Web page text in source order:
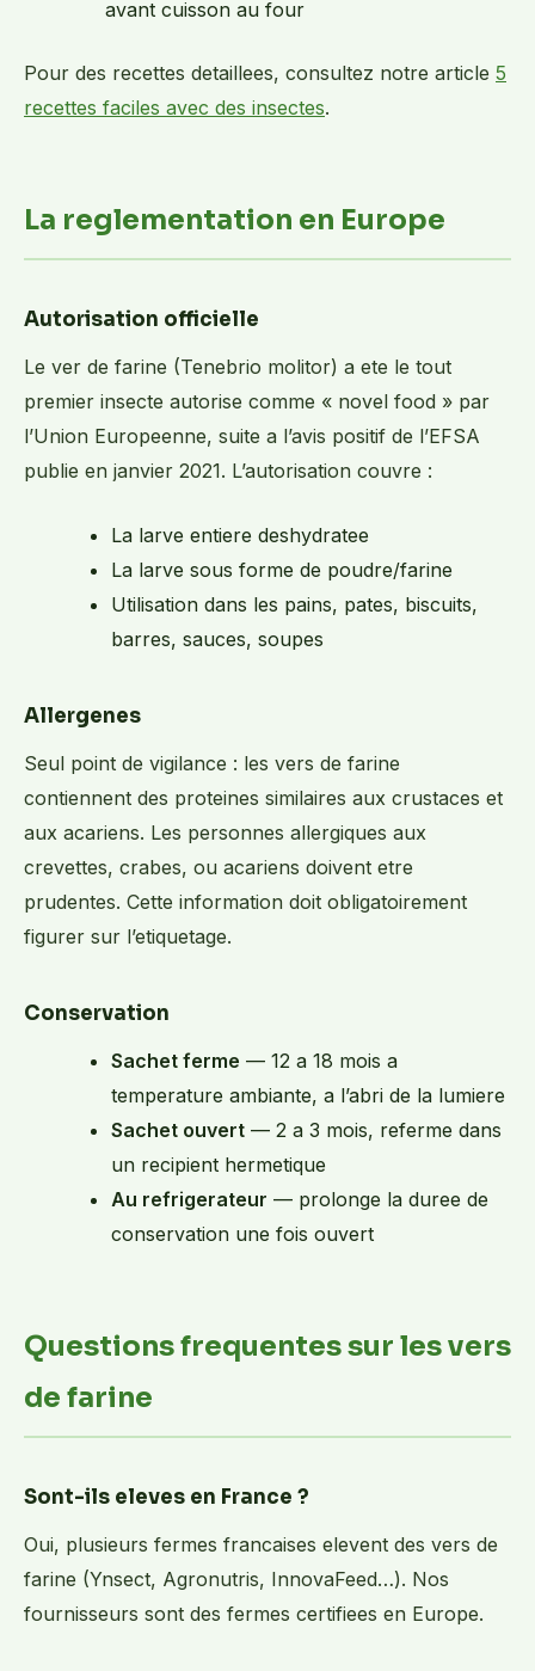
avant cuisson au four
Pour des recettes detaillees, consultez notre article 5
recettes faciles avec des insectes.
La reglementation en Europe
Autorisation officielle
Le ver de farine (Tenebrio molitor) a ete le tout
premier insecte autorise comme « novel food » par
l’Union Europeenne, suite a l’avis positif de l’EFSA
publie en janvier 2021. L’autorisation couvre :
La larve entiere deshydratee
La larve sous forme de poudre/farine
Utilisation dans les pains, pates, biscuits,
barres, sauces, soupes
Allergenes
Seul point de vigilance : les vers de farine
contiennent des proteines similaires aux crustaces et
aux acariens. Les personnes allergiques aux
crevettes, crabes, ou acariens doivent etre
prudentes. Cette information doit obligatoirement
figurer sur l’etiquetage.
Conservation
Sachet ferme — 12 a 18 mois a
temperature ambiante, a l’abri de la lumiere
Sachet ouvert — 2 a 3 mois, referme dans
un recipient hermetique
Au refrigerateur — prolonge la duree de
conservation une fois ouvert
Questions frequentes sur les vers
de farine
Sont-ils eleves en France ?
Oui, plusieurs fermes francaises elevent des vers de
farine (Ynsect, Agronutris, InnovaFeed…). Nos
fournisseurs sont des fermes certifiees en Europe.